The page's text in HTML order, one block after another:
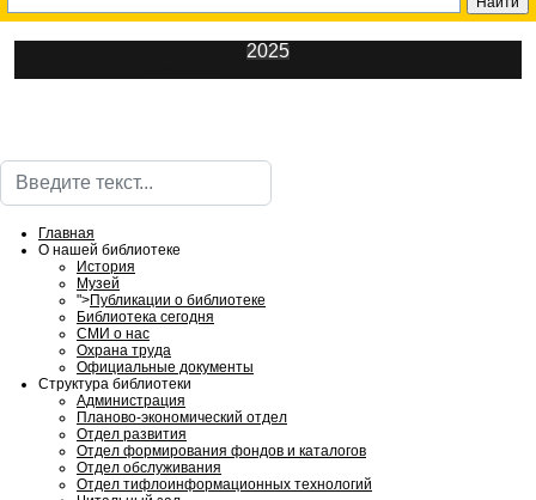
2025
Поиск
Главная
О нашей библиотеке
История
Музей
">Публикации о библиотеке
Библиотека сегодня
СМИ о нас
Охрана труда
Официальные документы
Структура библиотеки
Администрация
Планово-экономический отдел
Отдел развития
Отдел формирования фондов и каталогов
Отдел обслуживания
Отдел тифлоинформационных технологий